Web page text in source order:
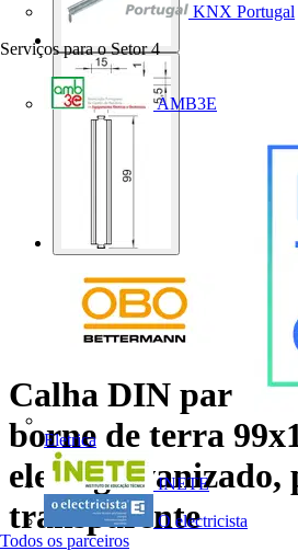
KNX Portugal
Serviços para o Setor 4
AMB3E
Eletrica
INETE
O electricista
Todos os parceiros
Calha DIN para
borne de terra
eletrogalvanizado,
transparente